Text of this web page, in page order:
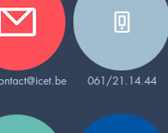
061/21.14.44